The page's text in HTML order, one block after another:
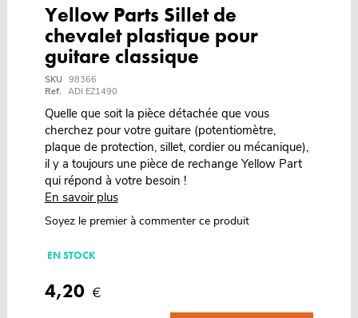
Yellow Parts Sillet de
chevalet plastique pour
guitare classique
SKU 98366
Ref. ADI EZ1490
Quelle que soit la pièce détachée que vous
cherchez pour votre guitare (potentiomètre,
plaque de protection, sillet, cordier ou mécanique),
il y a toujours une pièce de rechange Yellow Part
qui répond à votre besoin !
En savoir plus
Soyez le premier à commenter ce produit
EN STOCK
4,20 €